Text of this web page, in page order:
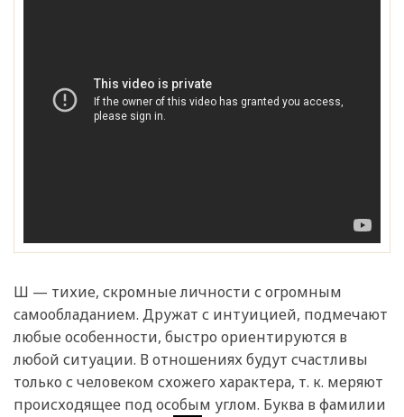
Ш — тихие, скромные личности с огромным
самообладанием. Дружат с интуицией, подмечают
любые особенности, быстро ориентируются в
любой ситуации. В отношениях будут счастливы
только с человеком схожего характера, т. к. меряют
происходящее под особым углом. Буква в фамилии